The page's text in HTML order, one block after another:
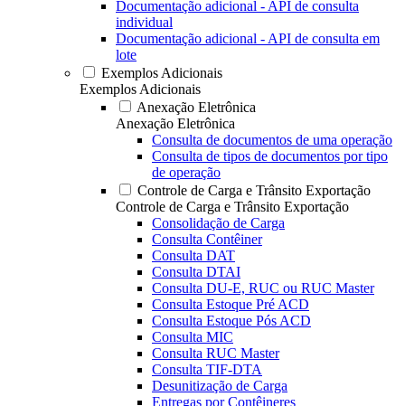
Documentação adicional - API de consulta
individual
Documentação adicional - API de consulta em
lote
Exemplos Adicionais
Exemplos Adicionais
Anexação Eletrônica
Anexação Eletrônica
Consulta de documentos de uma operação
Consulta de tipos de documentos por tipo
de operação
Controle de Carga e Trânsito Exportação
Controle de Carga e Trânsito Exportação
Consolidação de Carga
Consulta Contêiner
Consulta DAT
Consulta DTAI
Consulta DU-E, RUC ou RUC Master
Consulta Estoque Pré ACD
Consulta Estoque Pós ACD
Consulta MIC
Consulta RUC Master
Consulta TIF-DTA
Desunitização de Carga
Entregas por Contêineres